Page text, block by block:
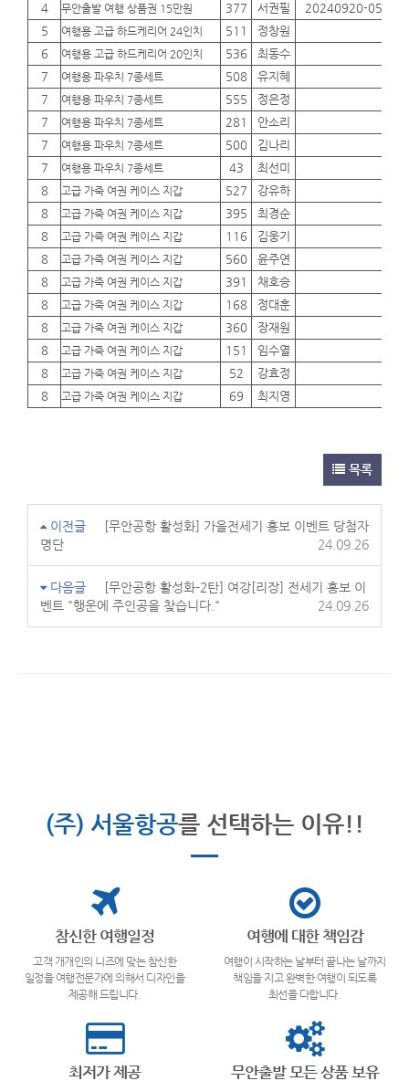
4
무안출발 여행 상품권 15만원 377 서권필 20240920-05
5
여행용 고급 하드케리어 24인치 511 정창원
6
여행용 고급 하드케리어 20인치 536 최동수
7
여행용 파우치 7종세트 508 유지혜
7
여행용 파우치 7종세트 555 정은정
7
여행용 파우치 7종세트 281 안소리
7
여행용 파우치 7종세트 500 김나리
7
여행용 파우치 7종세트 43 최선미
8
고급 가죽 여권 케이스 지갑 527 강유하
8
고급 가죽 여권 케이스 지갑 395 최경순
8
고급 가죽 여권 케이스 지갑 116 김웅기
8
고급 가죽 여권 케이스 지갑 560 윤주연
8
고급 가죽 여권 케이스 지갑 391 채호승
8
고급 가죽 여권 케이스 지갑 168 정대훈
8
고급 가죽 여권 케이스 지갑 360 장재원
8
고급 가죽 여권 케이스 지갑 151 임수열
8
고급 가죽 여권 케이스 지갑 52 강효정
8
고급 가죽 여권 케이스 지갑 69 최지영
목록
이전글
[무안공항 활성화] 가을전세기 홍보 이벤트 당첨자
명단
24.09.26
다음글
[무안공항 활성화-2탄] 여강[리장] 전세기 홍보 이
벤트 "행운에 주인공을 찾습니다."
24.09.26
(주) 서울항공를 선택하는 이유!!
참신한 여행일정
고객 개개인의 니즈에 맞는 참신한
일정을 여행전문가에 의해서 디자인을
제공해 드립니다.
여행에 대한 책임감
여행이 시작하는 날부터 끝나는 날까지
책임을 지고 완벽한 여행이 되도록
최선을 다합니다.
최저가 제공 무안출발 모든 상품 보유